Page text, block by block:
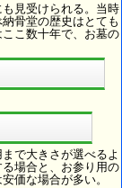
見受けられる。当時
骨堂の歴史はとても
こ数十年で、お墓の
で大きさが選べるよ
場合と、お参り用の
価な場合が多い。